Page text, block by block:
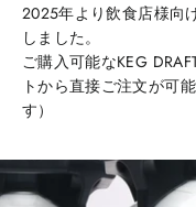
2025年より飲食店様向
しました。
ご購入可能なKEG
トから直接ご注文が可
す）